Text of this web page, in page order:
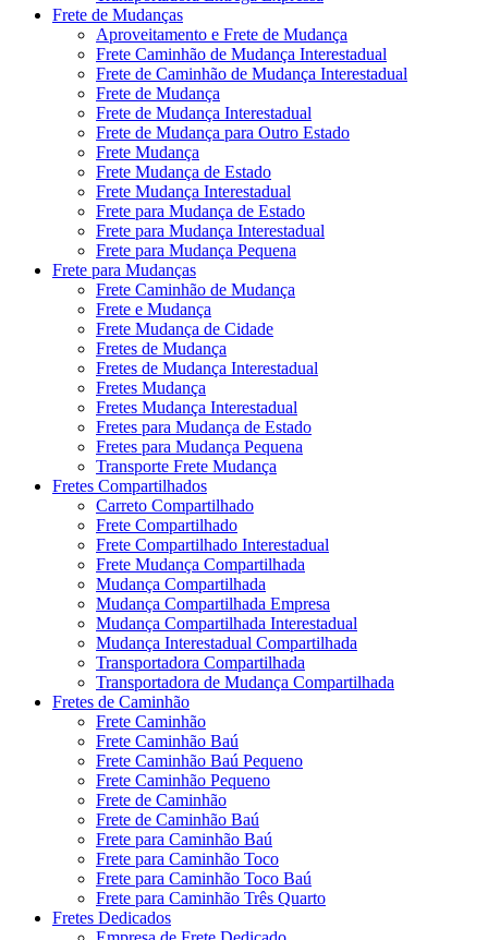
Frete de Mudanças
Aproveitamento e Frete de Mudança
Frete Caminhão de Mudança Interestadual
Frete de Caminhão de Mudança Interestadual
Frete de Mudança
Frete de Mudança Interestadual
Frete de Mudança para Outro Estado
Frete Mudança
Frete Mudança de Estado
Frete Mudança Interestadual
Frete para Mudança de Estado
Frete para Mudança Interestadual
Frete para Mudança Pequena
Frete para Mudanças
Frete Caminhão de Mudança
Frete e Mudança
Frete Mudança de Cidade
Fretes de Mudança
Fretes de Mudança Interestadual
Fretes Mudança
Fretes Mudança Interestadual
Fretes para Mudança de Estado
Fretes para Mudança Pequena
Transporte Frete Mudança
Fretes Compartilhados
Carreto Compartilhado
Frete Compartilhado
Frete Compartilhado Interestadual
Frete Mudança Compartilhada
Mudança Compartilhada
Mudança Compartilhada Empresa
Mudança Compartilhada Interestadual
Mudança Interestadual Compartilhada
Transportadora Compartilhada
Transportadora de Mudança Compartilhada
Fretes de Caminhão
Frete Caminhão
Frete Caminhão Baú
Frete Caminhão Baú Pequeno
Frete Caminhão Pequeno
Frete de Caminhão
Frete de Caminhão Baú
Frete para Caminhão Baú
Frete para Caminhão Toco
Frete para Caminhão Toco Baú
Frete para Caminhão Três Quarto
Fretes Dedicados